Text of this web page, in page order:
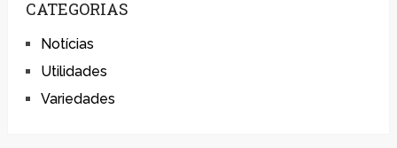
CATEGORIAS
Notícias
Utilidades
Variedades